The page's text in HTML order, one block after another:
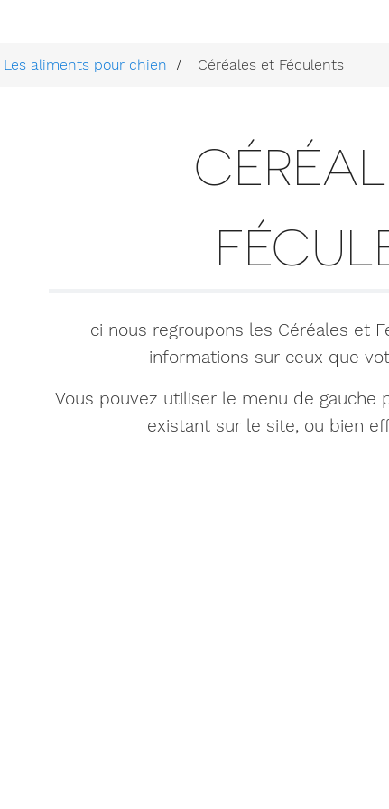
Les aliments pour chien Céréales et Féculents
Ici nous regroupons les Céréales et
informations sur ceux que
Vous pouvez utiliser le menu de gauche
existant sur le site, ou bien